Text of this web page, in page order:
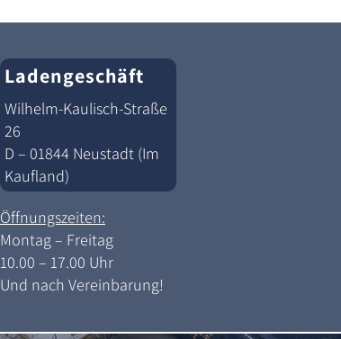
Ladengeschäft
Wilhelm-Kaulisch-Straße
26
D – 01844 Neustadt (Im
Kaufland)
Öffnungszeiten:
Montag – Freitag
10.00 – 17.00 Uhr
Und nach Vereinbarung!